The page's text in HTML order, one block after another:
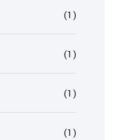
(1)
(1)
(1)
(1)